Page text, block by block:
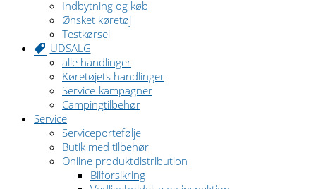
Indbytning og køb
Ønsket køretøj
Testkørsel
UDSALG
alle handlinger
Køretøjets handlinger
Service-kampagner
Campingtilbehør
Service
Serviceportefølje
Butik med tilbehør
Online produktdistribution
Bilforsikring